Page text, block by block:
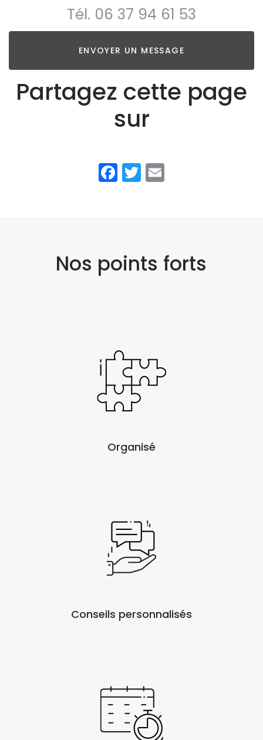
Tél. 06 37 94 61 53
ENVOYER UN MESSAGE
Partagez cette page
sur
Facebook
Twitter
Nos points forts
Organisé
Conseils personnalisés